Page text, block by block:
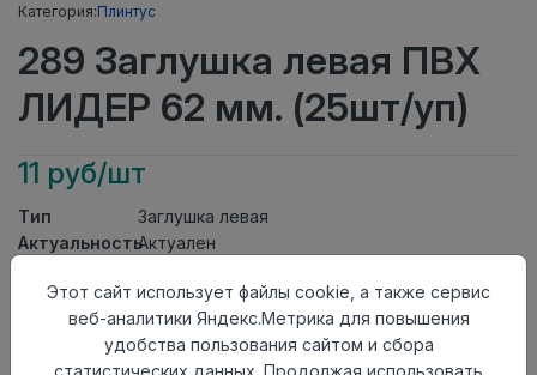
Категория:Плинтус
289 Заглушка левая ПВХ
ЛИДЕР 62 мм. (25шт/уп)
11 руб/шт
Тип
Заглушка левая
АктуальностьАктуален
Осталось133 шт
Добавить в корзину
Этот сайт использует файлы cookie, а также сервис
веб-аналитики Яндекс.Метрика для повышения
удобства пользования сайтом и сбора
статистических данных. Продолжая использовать